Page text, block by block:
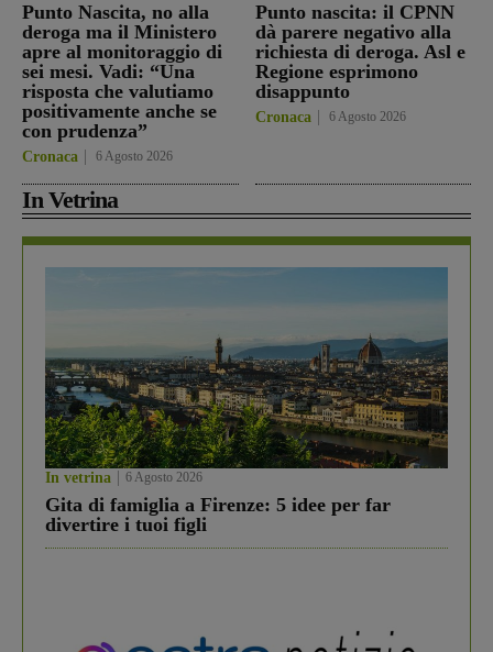
Punto Nascita, no alla
deroga ma il Ministero
apre al monitoraggio di
sei mesi. Vadi: “Una
risposta che valutiamo
positivamente anche se
con prudenza”
Cronaca 6 Agosto 2026
Punto nascita: il CPNN
dà parere negativo alla
richiesta di deroga. Asl e
Regione esprimono
disappunto
Cronaca 6 Agosto 2026
In Vetrina
In vetrina 6 Agosto 2026
Gita di famiglia a Firenze: 5 idee per far
divertire i tuoi figli